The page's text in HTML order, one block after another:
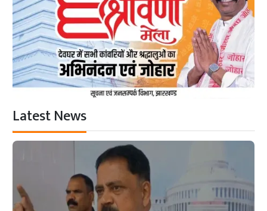
Latest News